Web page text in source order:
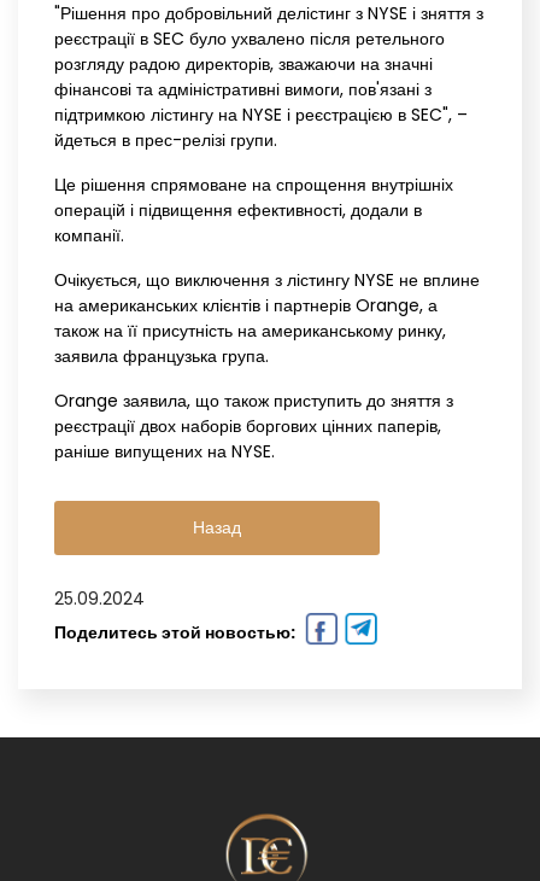
"Рішення про добровільний делістинг з NYSE і зняття з
реєстрації в SEC було ухвалено після ретельного
розгляду радою директорів, зважаючи на значні
фінансові та адміністративні вимоги, пов'язані з
підтримкою лістингу на NYSE і реєстрацією в SEC", –
йдеться в прес-релізі групи.
Це рішення спрямоване на спрощення внутрішніх
операцій і підвищення ефективності, додали в
компанії.
Очікується, що виключення з лістингу NYSE не вплине
на американських клієнтів і партнерів Orange, а
також на її присутність на американському ринку,
заявила французька група.
Orange заявила, що також приступить до зняття з
реєстрації двох наборів боргових цінних паперів,
раніше випущених на NYSE.
Назад
25.09.2024
Поделитесь этой новостью: